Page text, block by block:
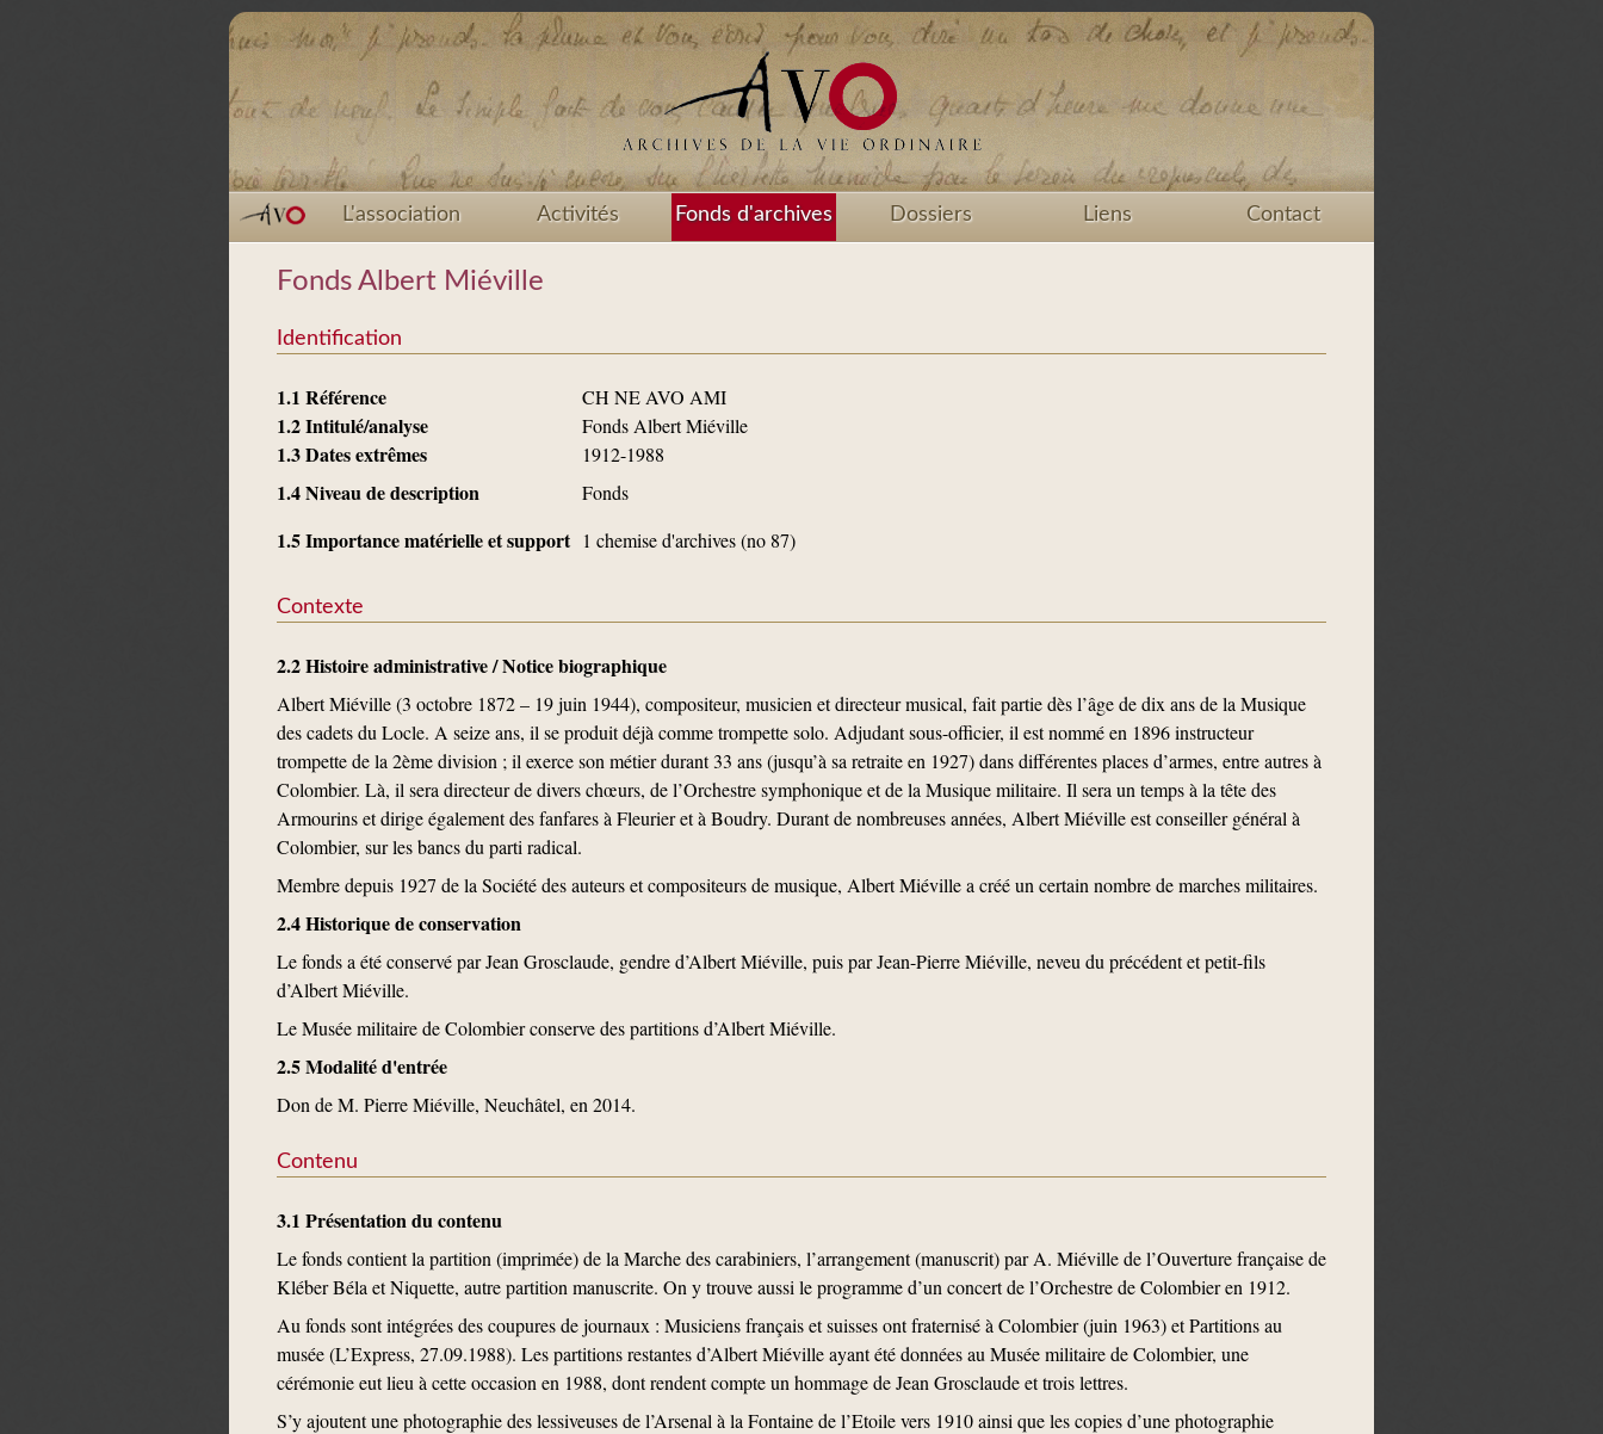
L'association Activités Fonds d'archives Dossiers Liens Contact
Fonds Albert Miéville
Identification
1.1 Référence CH NE AVO AMI
1.2 Intitulé/analyse Fonds Albert Miéville
1.3 Dates extrêmes 1912-1988
1.4 Niveau de description Fonds
1.5 Importance matérielle et support 1 chemise d'archives (no 87)
Contexte
2.2 Histoire administrative / Notice biographique
Albert Miéville (3 octobre 1872 – 19 juin 1944), compositeur, musicien et directeur musical, fait partie dès l’âge de dix ans de la Musique
des cadets du Locle. A seize ans, il se produit déjà comme trompette solo. Adjudant sous-officier, il est nommé en 1896 instructeur
trompette de la 2ème division ; il exerce son métier durant 33 ans (jusqu’à sa retraite en 1927) dans différentes places d’armes, entre autres à
Colombier. Là, il sera directeur de divers chœurs, de l’Orchestre symphonique et de la Musique militaire. Il sera un temps à la tête des
Armourins et dirige également des fanfares à Fleurier et à Boudry. Durant de nombreuses années, Albert Miéville est conseiller général à
Colombier, sur les bancs du parti radical.
Membre depuis 1927 de la Société des auteurs et compositeurs de musique, Albert Miéville a créé un certain nombre de marches militaires.
2.4 Historique de conservation
Le fonds a été conservé par Jean Grosclaude, gendre d’Albert Miéville, puis par Jean-Pierre Miéville, neveu du précédent et petit-fils
d’Albert Miéville.
Le Musée militaire de Colombier conserve des partitions d’Albert Miéville.
2.5 Modalité d'entrée
Don de M. Pierre Miéville, Neuchâtel, en 2014.
Contenu
3.1 Présentation du contenu
Le fonds contient la partition (imprimée) de la Marche des carabiniers, l’arrangement (manuscrit) par A. Miéville de l’Ouverture française de
Kléber Béla et Niquette, autre partition manuscrite. On y trouve aussi le programme d’un concert de l’Orchestre de Colombier en 1912.
Au fonds sont intégrées des coupures de journaux : Musiciens français et suisses ont fraternisé à Colombier (juin 1963) et Partitions au
musée (L’Express, 27.09.1988). Les partitions restantes d’Albert Miéville ayant été données au Musée militaire de Colombier, une
cérémonie eut lieu à cette occasion en 1988, dont rendent compte un hommage de Jean Grosclaude et trois lettres.
S’y ajoutent une photographie des lessiveuses de l’Arsenal à la Fontaine de l’Etoile vers 1910 ainsi que les copies d’une photographie